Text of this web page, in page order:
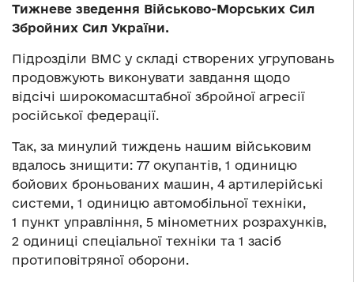
Тижневе зведення Військово-Морських Сил
Збройних Сил України.
Підрозділи ВМС у складі створених угруповань
продовжують виконувати завдання щодо
відсічі широкомасштабної збройної агресії
російської федерації.
Так, за минулий тиждень нашим військовим
вдалось знищити: 77 окупантів, 1 одиницю
бойових броньованих машин, 4 артилерійські
системи, 1 одиницю автомобільної техніки,
1 пункт управління, 5 мінометних розрахунків,
2 одиниці спеціальної техніки та 1 засіб
протиповітряної оборони.